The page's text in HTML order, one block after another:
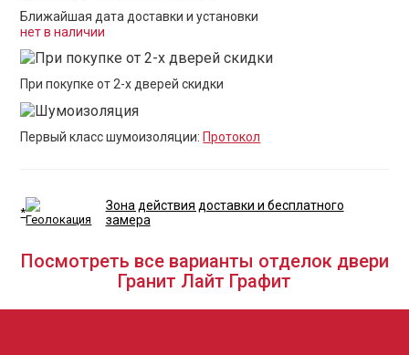
Ближайшая дата доставки и установки
нет в наличии
При покупке от 2-х дверей скидки
Первый класс шумоизоляции: Протокол
*
Зона действия доставки и бесплатного
замера
Посмотреть все варианты отделок двери
Гранит Лайт Графит